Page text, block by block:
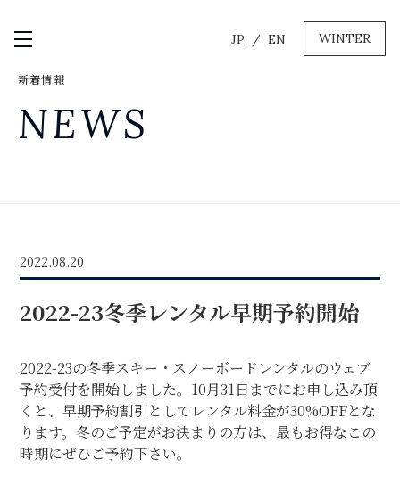
メニュー開閉 JP EN WINTER
GREEN
WINTER
販売・その他サービス
店舗
会社概要 ニュース よくあるご質問
採用情報
お問い合わせ
個人情報保護方針 特定商取引に関する表示 リンク
新着情報
NEWS
2022.08.20
2022-23冬季レンタル早期予約開始
2022-23の冬季スキー・スノーボードレンタルのウェブ
予約受付を開始しました。10月31日までにお申し込み頂
くと、早期予約割引としてレンタル料金が30%OFFとな
ります。冬のご予定がお決まりの方は、最もお得なこの
時期にぜひご予約下さい。